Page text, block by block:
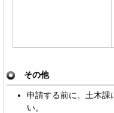
その他
申請する前に、土木課
い。